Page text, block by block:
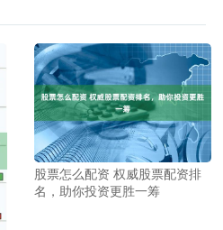
股票怎么配资 权威股票配资排
名，助你投资更胜一筹